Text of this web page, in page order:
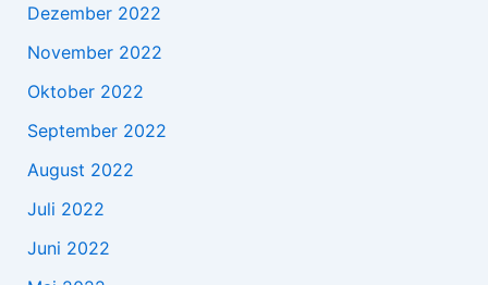
Dezember 2022
November 2022
Oktober 2022
September 2022
August 2022
Juli 2022
Juni 2022